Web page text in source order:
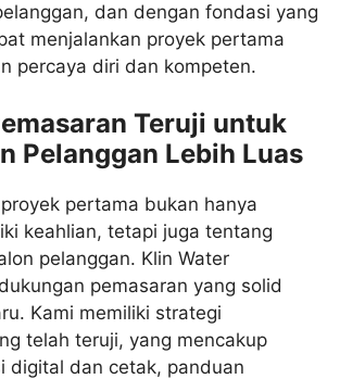
dan dengan fondasi yang
menjalankan proyek pertama
percaya diri dan kompeten.
Teruji untuk
Pelanggan Lebih Luas
pertama bukan hanya
keahlian, tetapi juga tentang
pelanggan. Klin Water
pemasaran yang solid
Kami memiliki strategi
telah teruji, yang mencakup
digital dan cetak, panduan